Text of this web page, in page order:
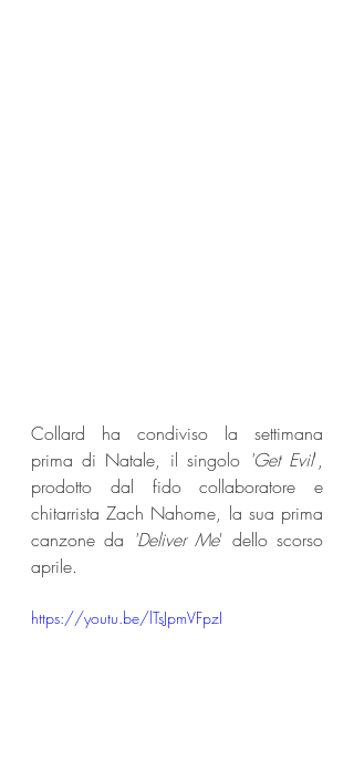
Collard ha condiviso la settimana
prima di Natale, il singolo 'Get Evil',
prodotto dal fido collaboratore e
chitarrista Zach Nahome, la sua prima
canzone da 'Deliver Me' dello scorso
aprile.
https://youtu.be/lTsJpmVFpzI